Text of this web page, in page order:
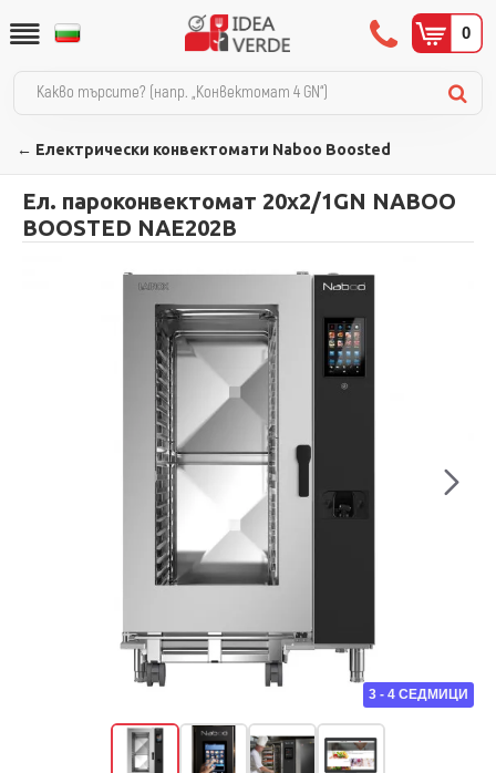
0
← Електрически конвектомати Naboo Boosted
Ел. пароконвектомат 20х2/1GN NABOO
BOOSTED NAE202B
3 - 4 СЕДМИЦИ